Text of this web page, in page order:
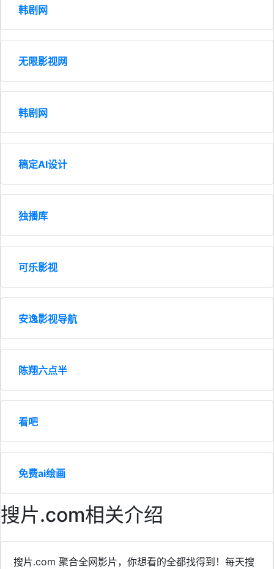
韩剧网
无限影视网
韩剧网
稿定AI设计
独播库
可乐影视
安逸影视导航
陈翔六点半
看吧
免费ai绘画
搜片.com相关介绍
搜片.com 聚合全网影片，你想看的全都找得到！每天搜